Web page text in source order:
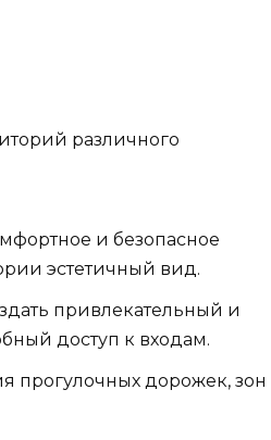
различного
и безопасное
эстетичный вид.
привлекательный и
доступ к входам.
прогулочных дорожек, зон